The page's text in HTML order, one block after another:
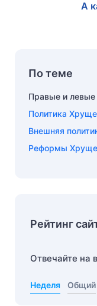
А
По теме
Правые и левые
Политика
Внешняя
Реформы
Рейтинг
Отвечайте на
Неделя Общий